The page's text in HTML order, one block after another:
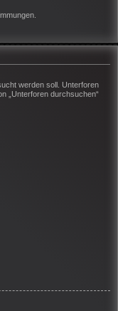
werden soll. Unterforen
„Unterforen durchsuchen“